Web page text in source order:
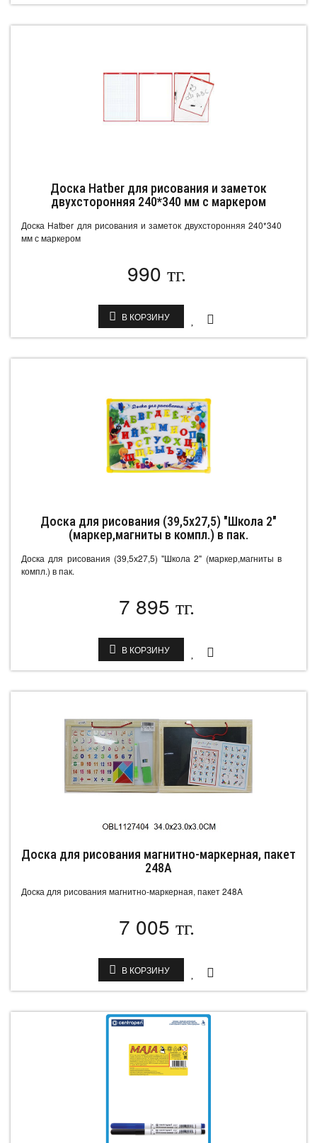
Доска Hatber для рисования и заметок
двухсторонняя 240*340 мм с маркером
Доска Hatber для рисования и заметок двухсторонняя 240*340
мм с маркером
990 тг.
В КОРЗИНУ
Доска для рисования (39,5х27,5) "Школа 2"
(маркер,магниты в компл.) в пак.
Доска для рисования (39,5х27,5) "Школа 2" (маркер,магниты в
компл.) в пак.
7 895 тг.
В КОРЗИНУ
Доска для рисования магнитно-маркерная, пакет
248A
Доска для рисования магнитно-маркерная, пакет 248A
7 005 тг.
В КОРЗИНУ